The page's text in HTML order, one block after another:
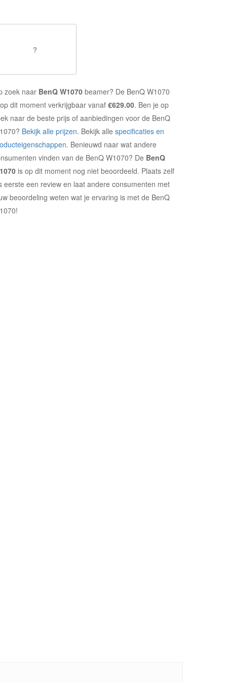
?
zoek naar BenQ W1070 beamer? De BenQ W1070
dit moment verkrijgbaar vanaf €629.00. Ben je op
naar de beste prijs of aanbiedingen voor de BenQ
Bekijk alle prijzen. Bekijk alle specificaties en
. Benieuwd naar wat andere
vinden van de BenQ W1070? De BenQ
is op dit moment nog niet beoordeeld. Plaats zelf
eerste een review en laat andere consumenten met
beoordeling weten wat je ervaring is met de BenQ